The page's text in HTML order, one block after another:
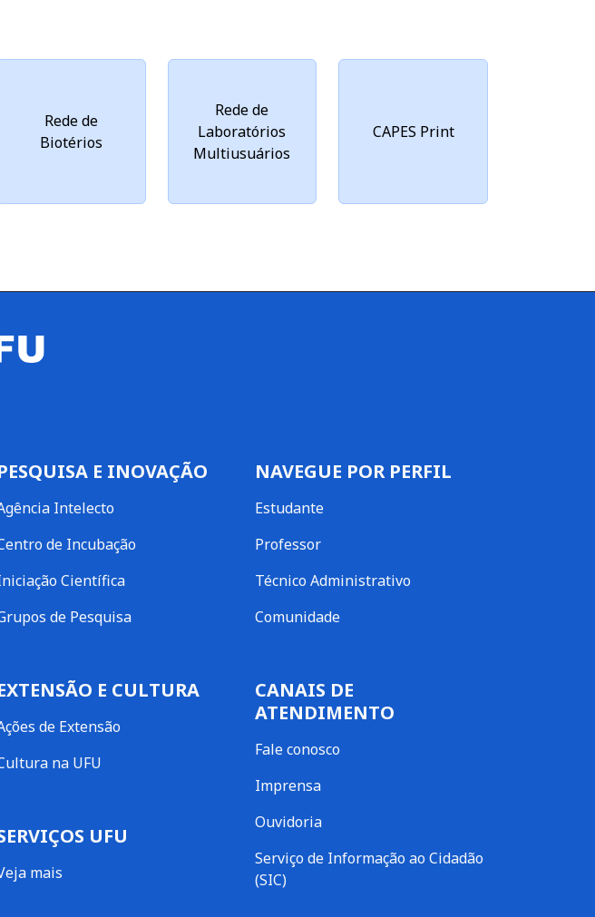
Rede de
Biotérios
Rede de
Laboratórios
Multiusuários
CAPES Print
E INOVAÇÃO
Intelecto
de Incubação
Científica
de Pesquisa
E CULTURA
de Extensão
na UFU
UFU
mais
NAVEGUE POR PERFIL
Estudante
Professor
Técnico Administrativo
Comunidade
CANAIS DE
ATENDIMENTO
Fale conosco
Imprensa
Ouvidoria
Serviço de Informação ao Cidadão
(SIC)